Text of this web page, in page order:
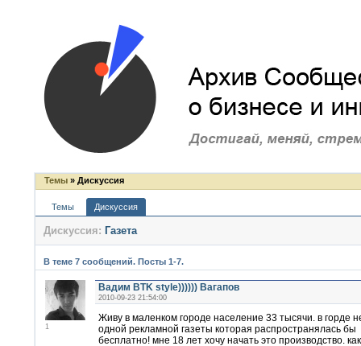
Темы » Дискуссия
Темы Дискуссия
Дискуссия: Газета
В теме 7 сообщений. Посты 1-7.
1
Вадим BTK style)))))) Вагапов
2010-09-23 21:54:00
Живу в маленком городе население 33 тысячи. в горде
одной рекламной газеты которая распространялась бы
бесплатно! мне 18 лет хочу начать это производство.